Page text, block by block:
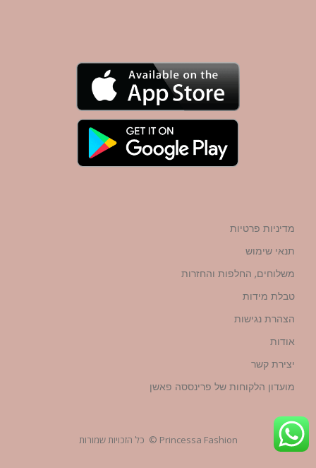
מדיניות פרטיות
תנאי שימוש
משלוחים, החלפות והחזרות
טבלת מידות
הצהרת נגישות
אודות
יצירת קשר
מועדון הלקוחות של פרינססה פאשן